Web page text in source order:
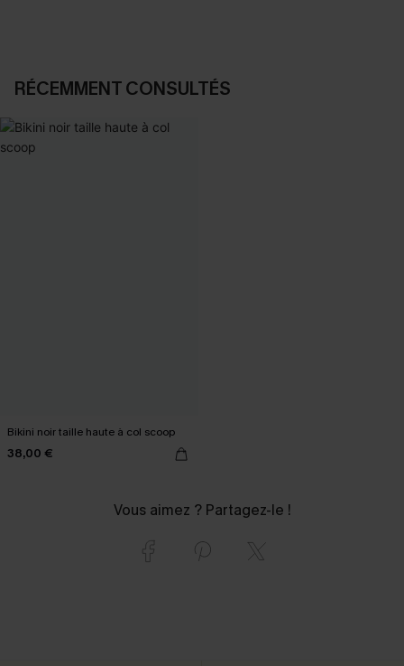
RÉCEMMENT CONSULTÉS
Bikini noir taille haute à col scoop
38,00 €
Vous aimez ? Partagez-le !